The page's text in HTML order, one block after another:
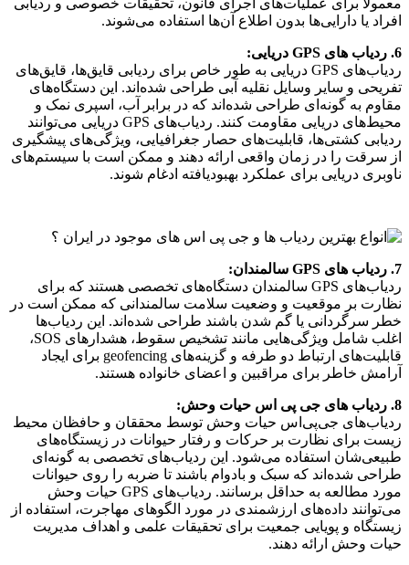
افراد یا دارایی‌ها بدون اطلاع آن‌ها استفاده می‌شوند.
6. ردیاب های GPS دریایی:
ردیاب‌های GPS دریایی به طور خاص برای ردیابی قایق‌ها، قایق‌های
تفریحی و سایر وسایل نقلیه آبی طراحی شده‌اند. این دستگاه‌های
مقاوم به گونه‌ای طراحی شده‌اند که در برابر آب، اسپری نمک و
محیط‌های دریایی مقاومت کنند. ردیاب‌های GPS دریایی می‌توانند
ردیابی کشتی‌ها، قابلیت‌های حصار جغرافیایی، ویژگی‌های پیشگیری
از سرقت را در زمان واقعی ارائه دهند و ممکن است با سیستم‌های
ناوبری دریایی برای عملکرد بهبودیافته ادغام شوند.
7. ردیاب های GPS سالمندان:
ردیاب‌های GPS سالمندان دستگاه‌های تخصصی هستند که برای
نظارت بر موقعیت و وضعیت سلامت سالمندانی که ممکن است در
خطر سرگردانی یا گم شدن باشند طراحی شده‌اند. این ردیاب‌ها
اغلب شامل ویژگی‌هایی مانند تشخیص سقوط، هشدارهای SOS،
قابلیت‌های ارتباط دو طرفه و گزینه‌های geofencing برای ایجاد
آرامش خاطر برای مراقبین و اعضای خانواده هستند.
8. ردیاب های جی پی اس حیات وحش:
ردیاب‌های جی‌پی‌اس حیات وحش توسط محققان و حافظان محیط
زیست برای نظارت بر حرکات و رفتار حیوانات در زیستگاه‌های
طبیعی‌شان استفاده می‌شود. این ردیاب‌های تخصصی به گونه‌ای
طراحی شده‌اند که سبک و بادوام باشند تا ضربه را روی حیوانات
مورد مطالعه به حداقل برسانند. ردیاب‌های GPS حیات وحش
می‌توانند داده‌های ارزشمندی در مورد الگوهای مهاجرت، استفاده از
زیستگاه و پویایی جمعیت برای تحقیقات علمی و اهداف مدیریت
حیات وحش ارائه دهند.